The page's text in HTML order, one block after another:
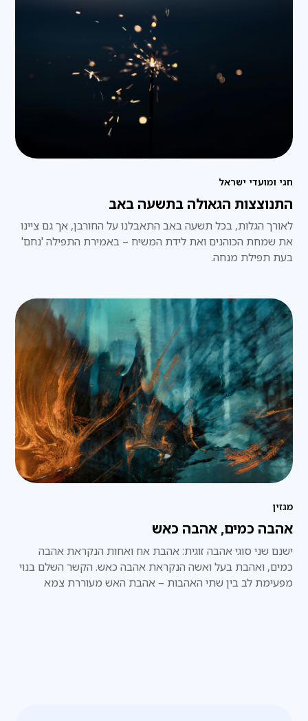
חגי ומועדי ישראל
התנוצצות הגאולה בתשעה באב
לאורך הגלות, בכל תשעה באב התאבלנו על החורבן, אך גם ציינו
את שמחת הכוהנים ואת לידת המשיח – באמירת התפילה 'נחם'
בעת תפילת מנחה.
מגזין
אהבה כמים, אהבה כאש
ישנם שני סוגי אהבה זוגית: אהבת אח ואחות הנקראת אהבה
כמים, ואהבת בעל ואשה הנקראת אהבה כאש. הקשר השלם בנוי
מפעימת לב בין שתי האהבות – אהבת האש מעוררת צמא